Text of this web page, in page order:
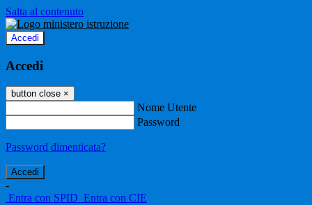
Salta al contenuto
Accedi
Accedi
button close ×
Nome Utente
Password
Password dimenticata?
-
Entra con SPID Entra con CIE